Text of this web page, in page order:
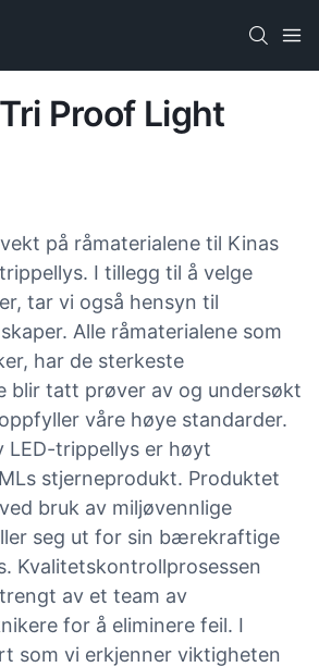
Proof Light
på råmaterialene til Kinas
I tillegg til å velge
tar vi også hensyn til
Alle råmaterialene som
har de sterkeste
blir tatt prøver av og undersøkt
våre høye standarder.
LED-trippellys er høyt
stjerneprodukt. Produktet
bruk av miljøvennlige
seg ut for sin bærekraftige
Kvalitetskontrollprosessen
av et team av
for å eliminere feil. I
som vi erkjenner viktigheten